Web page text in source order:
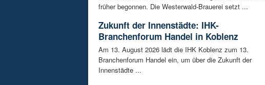
früher begonnen. Die Westerwald-Brauerei setzt ...
Zukunft der Innenstädte: IHK-
Branchenforum Handel in Koblenz
Am 13. August 2026 lädt die IHK Koblenz zum 13.
Branchenforum Handel ein, um über die Zukunft der
Innenstädte ...